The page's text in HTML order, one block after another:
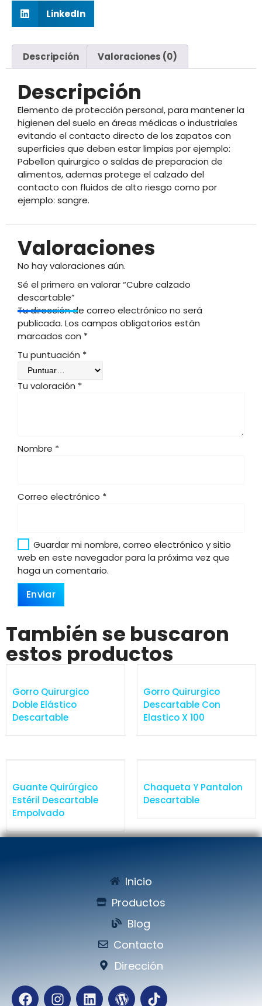
LinkedIn
Descripción Valoraciones (0)
Descripción
Elemento de protección personal, para mantener la
higienen del suelo en áreas médicas o industriales
evitando el contacto directo de los zapatos con
superficies que deben estar limpias por ejemplo:
Pabellon quirurgico o saldas de preparacion de
alimentos, ademas protege el calzado del
contacto con fluidos de alto riesgo como por
ejemplo: sangre.
Valoraciones
No hay valoraciones aún.
Sé el primero en valorar “Cubre calzado
descartable”
Tu dirección de correo electrónico no será
publicada. Los campos obligatorios están
marcados con *
Tu puntuación *
Tu valoración *
Nombre *
Correo electrónico *
Guardar mi nombre, correo electrónico y sitio
web en este navegador para la próxima vez que
haga un comentario.
También se buscaron
estos productos
Gorro Quirurgico
Doble Elástico
Descartable
Gorro Quirurgico
Descartable Con
Elastico X 100
Guante Quirúrgico
Estéril Descartable
Empolvado
Chaqueta Y Pantalon
Descartable
Inicio
Productos
Blog
Contacto
Dirección